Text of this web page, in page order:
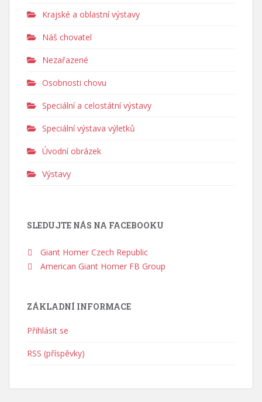
Krajské a oblastní výstavy
Náš chovatel
Nezařazené
Osobnosti chovu
Speciální a celostátní výstavy
Speciální výstava výletků
Úvodní obrázek
Výstavy
SLEDUJTE NÁS NA FACEBOOKU
Giant Homer Czech Republic
American Giant Homer FB Group
ZÁKLADNÍ INFORMACE
Přihlásit se
RSS (příspěvky)